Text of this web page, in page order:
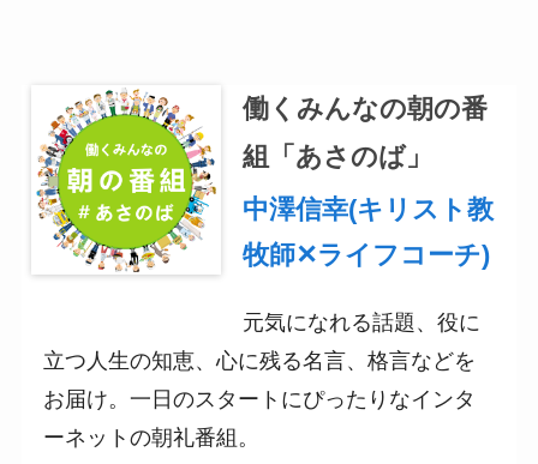
働くみんなの朝の番
組「あさのば」
中澤信幸(キリスト教
牧師✕ライフコーチ)
元気になれる話題、役に
立つ人生の知恵、心に残る名言、格言などを
お届け。一日のスタートにぴったりなインタ
ーネットの朝礼番組。